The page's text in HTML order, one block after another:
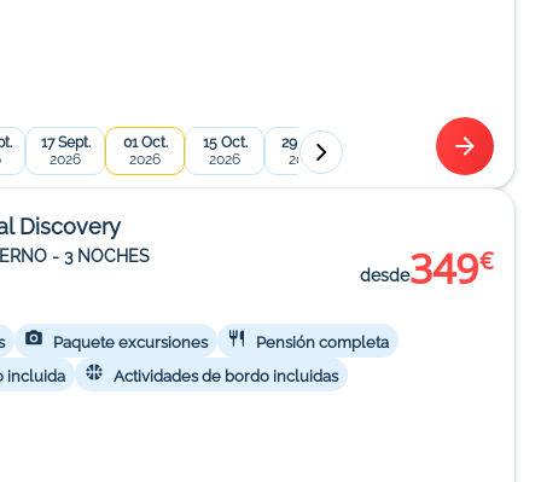
17 Sept.
2026
01 Oct.
2026
15 Oct.
2026
29 Oct.
2026
26 Nov.
2026
Discovery
- 3 NOCHES
desde349€
Paquete excursiones
Pensión completa
incluida
Actividades de bordo incluidas